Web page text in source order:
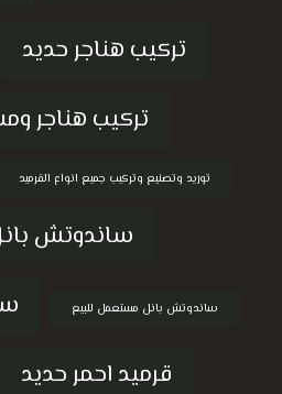
تركيب هناجر حديد
تركيب هناجر
توريد وتصنيع وتركيب جميع انواع القرميد
ساندوتش
ساندوتش بانل مستعمل للبيع
قرميد احمر حديد